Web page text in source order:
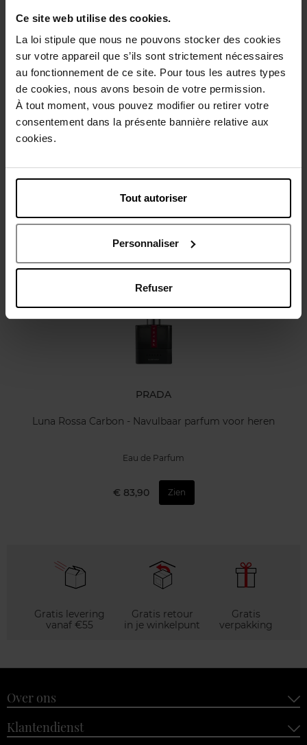
Ce site web utilise des cookies.
La loi stipule que nous ne pouvons stocker des cookies
sur votre appareil que s’ils sont strictement nécessaires
au fonctionnement de ce site. Pour tous les autres types
de cookies, nous avons besoin de votre permission.
À tout moment, vous pouvez modifier ou retirer votre
consentement dans la présente bannière relative aux
cookies.
Tout autoriser
Personnaliser
Refuser
Beschrijving
Gebruiksadvies
Karakteristieken
Review
Nog iets vergeten ?
PRADA
Luna Rossa Carbon - Navulbaar parfum voor heren
Eau de Parfum
€ 83,90 Zien
Gratis levering
vanaf €55
Gratis retour
in je winkelpunt
Gratis
verpakking
Over ons
Klantendienst